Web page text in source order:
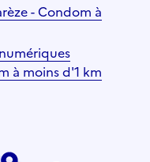
- Condom à
à moins d'1 km